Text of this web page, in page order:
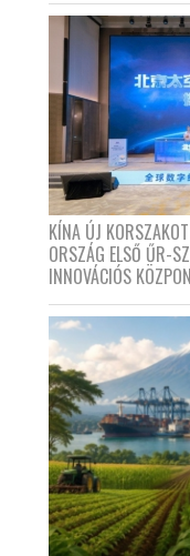
KÍNA ÚJ
ORSZÁG ELSŐ ŰR-
INNOVÁCIÓS